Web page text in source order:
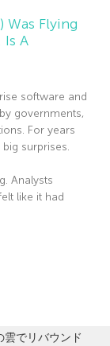
Was Flying
Is A
software and
governments,
For years
surprises.
Analysts
like it had
でリバウンド